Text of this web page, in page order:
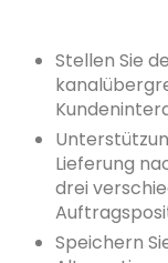
Stellen Sie
Lieferung
drei
Speichern